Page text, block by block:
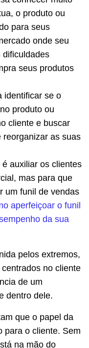
o produto ou
para seus
onde seu
dificuldades
seus produtos
identificar se o
produto ou
cliente e buscar
reorganizar as suas
auxiliar os clientes
mas para que
um funil de vendas
aperfeiçoar o funil
da sua
pelos extremos,
no cliente
de um
dentro dele.
que o papel da
para o cliente. Sem
na mão do